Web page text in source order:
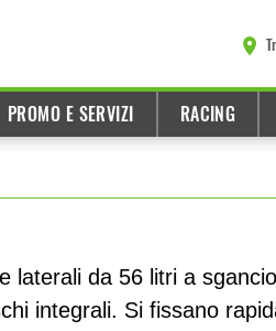
PROMO E SERVIZI RACING
laterali da 56 litri a
integrali. Si fissano